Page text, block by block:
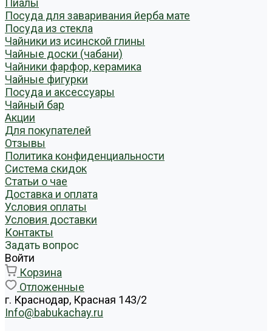
Пиалы
Посуда для заваривания йерба мате
Посуда из стекла
Чайники из исинской глины
Чайные доски (чабани)
Чайники фарфор, керамика
Чайные фигурки
Посуда и аксессуары
Чайный бар
Акции
Для покупателей
Отзывы
Политика конфиденциальности
Система скидок
Статьи о чае
Доставка и оплата
Условия оплаты
Условия доставки
Контакты
Задать вопрос
Войти
Корзина
Отложенные
г. Краснодар, Красная 143/2
Info@babukachay.ru